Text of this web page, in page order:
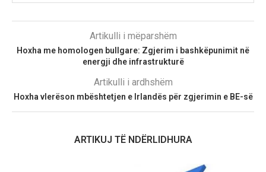
Artikulli i mëparshëm
Hoxha me homologen bullgare: Zgjerim i bashkëpunimit në
energji dhe infrastrukturë
Artikulli i ardhshëm
Hoxha vlerëson mbështetjen e Irlandës për zgjerimin e BE-së
ARTIKUJ TË NDËRLIDHURA